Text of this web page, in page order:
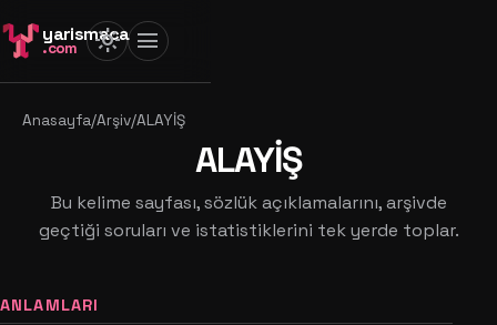
yarismaca
.com light_mode menu
Anasayfa/Arşiv/ALAYİŞ
ALAYİŞ
Bu kelime sayfası, sözlük açıklamalarını, arşivde
geçtiği soruları ve istatistiklerini tek yerde toplar.
ANLAMLARI